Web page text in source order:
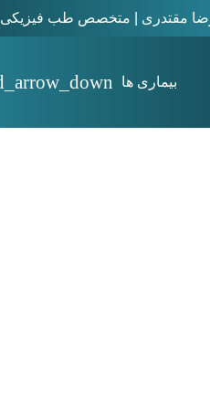
مقتدری | متخصص طب فیزیکی
بیماری ها